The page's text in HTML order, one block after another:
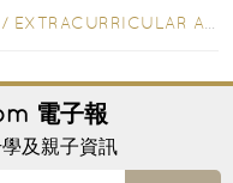
/ EXTRACURRICULAR ACTIVITIES
電子報
及親子資訊